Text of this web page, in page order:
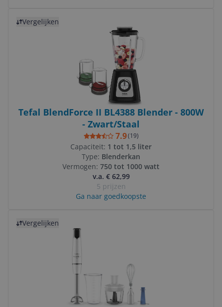
Vergelijken
Tefal BlendForce II BL4388 Blender - 800W
- Zwart/Staal
7.9(19)
Capaciteit: 1 tot 1,5 liter
Type: Blenderkan
Vermogen: 750 tot 1000 watt
v.a. € 62,99
5 prijzen
Ga naar goedkoopste
Vergelijken